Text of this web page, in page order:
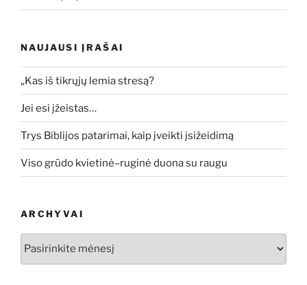
NAUJAUSI ĮRAŠAI
„Kas iš tikrųjų lemia stresą?
Jei esi įžeistas…
Trys Biblijos patarimai, kaip įveikti įsižeidimą
Viso grūdo kvietinė–ruginė duona su raugu
ARCHYVAI